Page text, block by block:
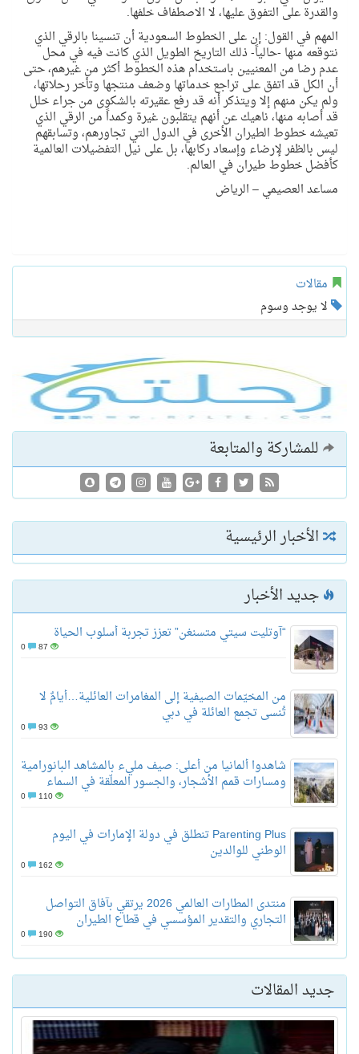
والقدرة على التفوق عليها، لا الاصطفاف خلفها.
المهم في القول: إن على الخطوط السعودية أن تنسينا بالرقي الذي
نتوقعه منها -حالياً- ذلك التاريخ الطويل الذي كانت فيه في محل
عدم رضا من المعنيين باستخدام هذه الخطوط أكثر من غيرهم، حتى
أن الكل قد اتفق على تراجع خدماتها وضعف منتجها وتأخر رحلاتها،
ولم يكن منهم إلا ويتذكر أنه قد رفع عقيرته بالشكوى من جراء خلل
قد أصابه منها، ناهيك عن أنهم يتقلبون غيرة وكمداً من الرقي الذي
تعيشه خطوط الطيران الأخرى في الدول التي تجاورهم، وتسابقهم
ليس بالظفر لإرضاء وإسعاد ركابها، بل على نيل التفضيلات العالمية
كأفضل خطوط طيران في العالم.
مساعد العصيمي – الرياض
مقالات
لا يوجد وسوم
للمشاركة والمتابعة
الأخبار الرئيسية
جديد الأخبار
“آوتليت سيتي متسنغن” تعزز تجربة أسلوب الحياة
87
من المخيّمات الصيفية إلى المغامرات العائلية…أيامٌ لا
تُنسى تجمع العائلة في دبي
93
شاهدوا ألمانيا من أعلى: صيف مليء بالمشاهد البانورامية
ومسارات قمم الأشجار، والجسور المعلّقة في السماء
110
Parenting Plus تنطلق في دولة الإمارات في اليوم
الوطني للوالدين
162
منتدى المطارات العالمي 2026 يرتقي بآفاق التواصل
التجاري والتقدير المؤسسي في قطاع الطيران
190
جديد المقالات